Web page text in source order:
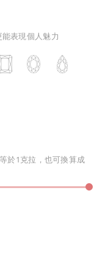
表現個人魅力
於1克拉，也可換算成